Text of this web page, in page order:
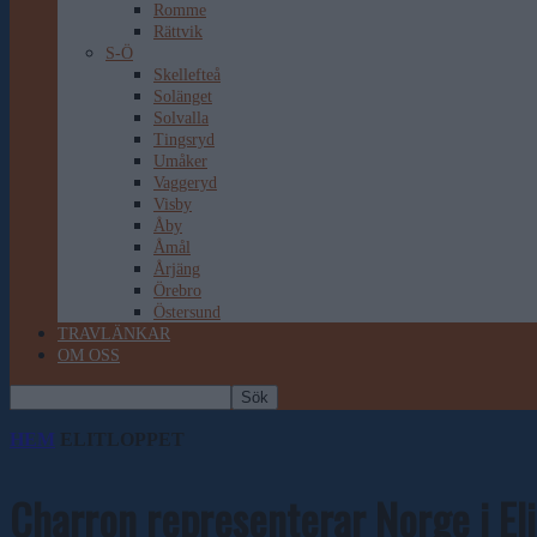
Romme
Rättvik
S-Ö
Skellefteå
Solänget
Solvalla
Tingsryd
Umåker
Vaggeryd
Visby
Åby
Åmål
Årjäng
Örebro
Östersund
TRAVLÄNKAR
OM OSS
HEM ELITLOPPET
Charron representerar Norge i